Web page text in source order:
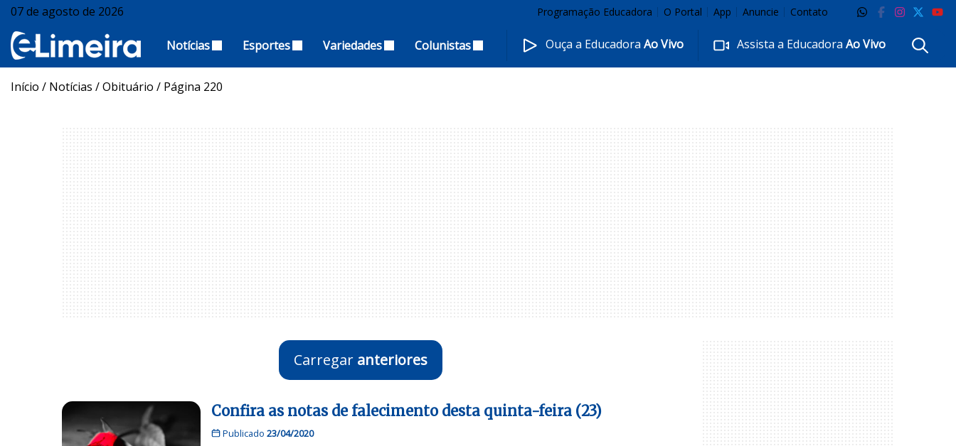
07 de agosto de 2026 Programação Educadora O Portal App Anuncie Contato
Notícias Esportes Variedades Colunistas Ouça a EducadoraAo Vivo Assista a EducadoraAo Vivo
Início / Notícias /Obituário / Página 220
Carregar anteriores
Confira as notas de falecimento desta quinta-feira (23)
Publicado 23/04/2020